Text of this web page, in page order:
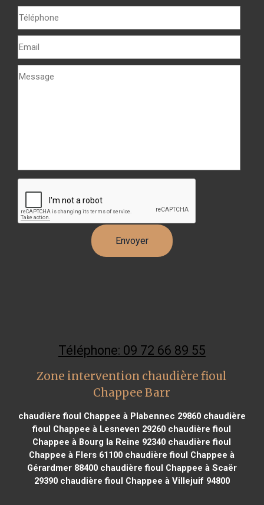
Téléphone: 09 72 66 89 55
Zone intervention chaudière fioul
Chappee Barr
chaudière fioul Chappee à Plabennec 29860chaudière
fioul Chappee à Lesneven 29260 chaudière fioul
Chappee à Bourg la Reine 92340 chaudière fioul
Chappee à Flers 61100 chaudière fioul Chappee à
Gérardmer 88400chaudière fioul Chappee à Scaër
29390chaudière fioul Chappee à Villejuif 94800